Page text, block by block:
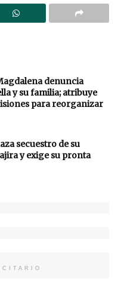
denuncia
y su familia; atribuye
para reorganizar
secuestro de su
y exige su pronta